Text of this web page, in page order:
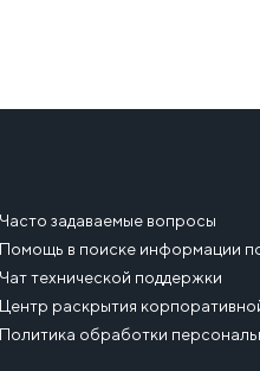
Часто задаваемые вопросы
Помощь в поиске информации
Чат технической поддержки
Центр раскрытия
Политика обработки